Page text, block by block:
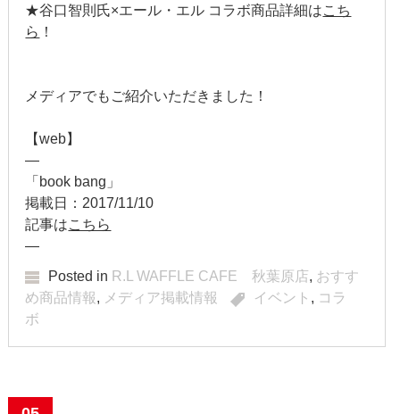
2017年10月
2017年8月
2017年3月
★谷口智則氏×エール・エル コラボ商品詳細はこち
ら ！
メディアでもご紹介いただきました！
【web】
—
「book bang」
掲載日：2017/11/10
記事はこちら
—
Posted in R.L WAFFLE CAFE 秋葉原店, おすす
め商品情報, メディア掲載情報 イベント , コラ
ボ